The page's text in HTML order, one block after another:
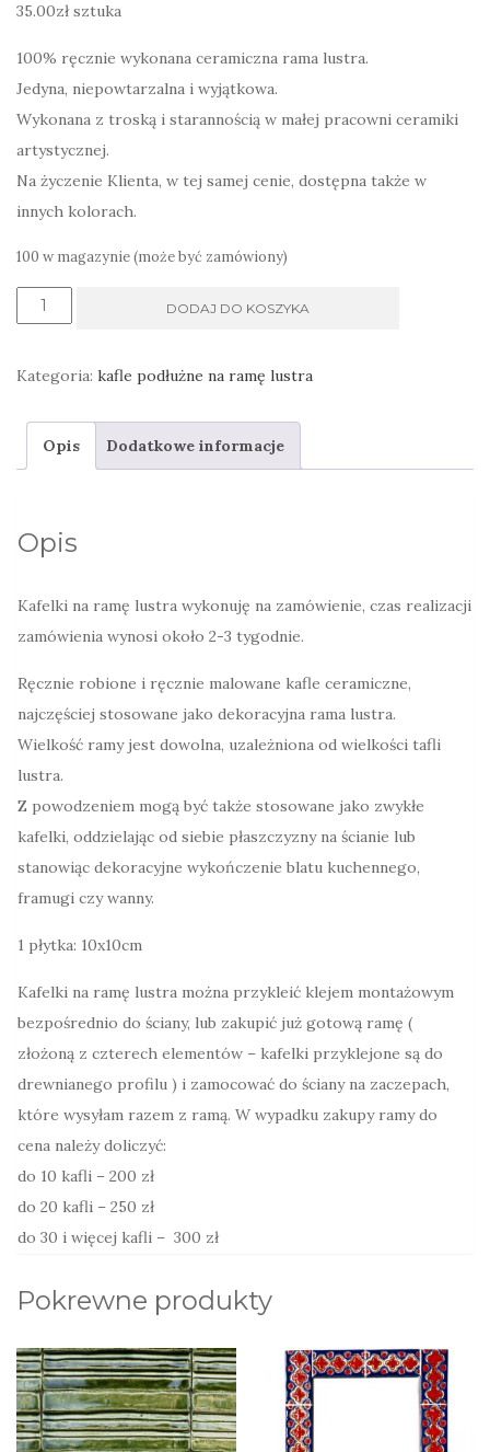
35.00zł sztuka
100% ręcznie wykonana ceramiczna rama lustra.
Jedyna, niepowtarzalna i wyjątkowa.
Wykonana z troską i starannością w małej pracowni ceramiki
artystycznej.
Na życzenie Klienta, w tej samej cenie, dostępna także w
innych kolorach.
100 w magazynie (może być zamówiony)
ilość
kwiatowy
z
DODAJ DO KOSZYKA
Kategoria: kafle podłużne na ramę lustra
Opis Dodatkowe informacje
Opis
Kafelki na ramę lustra wykonuję na zamówienie, czas realizacji
zamówienia wynosi około 2-3 tygodnie.
Ręcznie robione i ręcznie malowane kafle ceramiczne,
najczęściej stosowane jako dekoracyjna rama lustra.
Wielkość ramy jest dowolna, uzależniona od wielkości tafli
lustra.
Z powodzeniem mogą być także stosowane jako zwykłe
kafelki, oddzielając od siebie płaszczyzny na ścianie lub
stanowiąc dekoracyjne wykończenie blatu kuchennego,
framugi czy wanny.
1 płytka: 10x10cm
Kafelki na ramę lustra można przykleić klejem montażowym
bezpośrednio do ściany, lub zakupić już gotową ramę (
złożoną z czterech elementów – kafelki przyklejone są do
drewnianego profilu ) i zamocować do ściany na zaczepach,
które wysyłam razem z ramą. W wypadku zakupy ramy do
cena należy doliczyć:
do 10 kafli – 200 zł
do 20 kafli – 250 zł
do 30 i więcej kafli – 300 zł
Pokrewne produkty